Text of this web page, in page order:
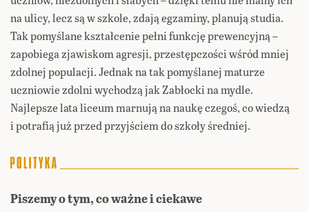
na ulicy, lecz są w szkole, zdają egzaminy, planują studia.
Tak pomyślane kształcenie pełni funkcję prewencyjną –
zapobiega zjawiskom agresji, przestępczości wśród mniej
zdolnej populacji. Jednak na tak pomyślanej maturze
uczniowie zdolni wychodzą jak Zabłocki na mydle.
Najlepsze lata liceum marnują na naukę czegoś, co wiedzą
i potrafią już przed przyjściem do szkoły średniej.
Piszemy o tym, co ważne i ciekawe